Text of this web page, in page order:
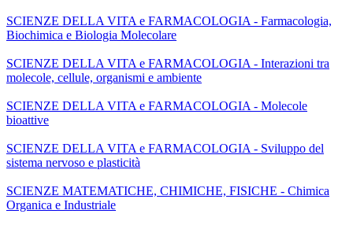
SCIENZE DELLA VITA e FARMACOLOGIA - Farmacologia,
Biochimica e Biologia Molecolare
SCIENZE DELLA VITA e FARMACOLOGIA - Interazioni tra
molecole, cellule, organismi e ambiente
SCIENZE DELLA VITA e FARMACOLOGIA - Molecole
bioattive
SCIENZE DELLA VITA e FARMACOLOGIA - Sviluppo del
sistema nervoso e plasticità
SCIENZE MATEMATICHE, CHIMICHE, FISICHE - Chimica
Organica e Industriale